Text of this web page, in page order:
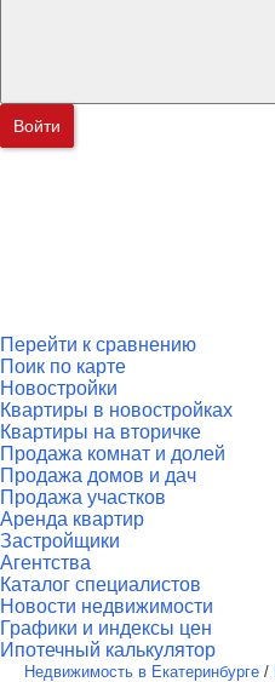
Войти
Перейти к сравнению
Поик по карте
Новостройки
Квартиры в новостройках
Квартиры на вторичке
Продажа комнат и долей
Продажа домов и дач
Продажа участков
Аренда квартир
Застройщики
Агентства
Каталог специалистов
Новости недвижимости
Графики и индексы цен
Ипотечный калькулятор
Недвижимость в Екатеринбурге /